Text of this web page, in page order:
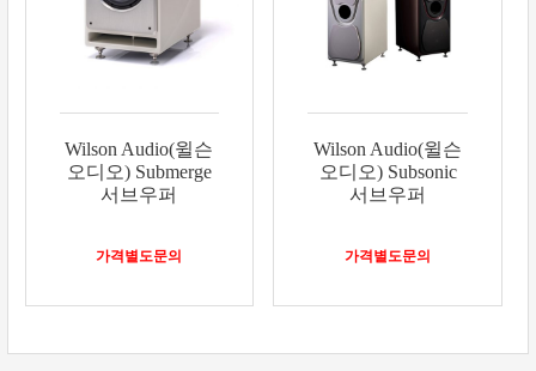
Wilson Audio(윌슨
오디오) Submerge
서브우퍼
가격별도문의
Wilson Audio(윌슨
오디오) Subsonic
서브우퍼
가격별도문의